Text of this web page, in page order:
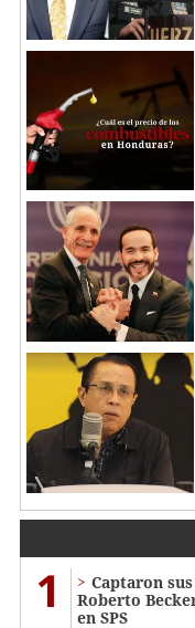
1
Captaron
Roberto
en SPS